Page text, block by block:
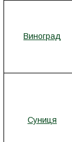
Виноград
Суниця